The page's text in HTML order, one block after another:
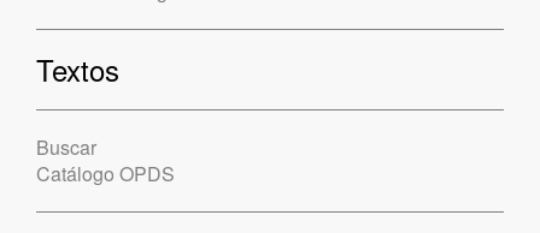
Textos
Buscar
Catálogo OPDS